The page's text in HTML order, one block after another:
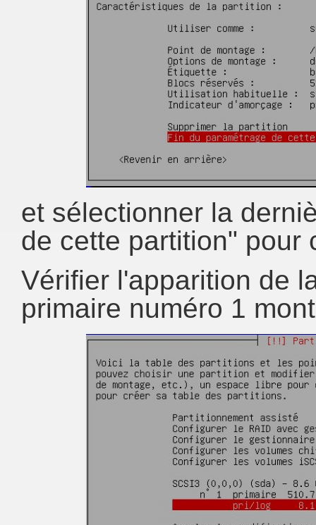
et sélectionner la
de cette partition" pour
Vérifier l'apparition de
primaire numéro 1